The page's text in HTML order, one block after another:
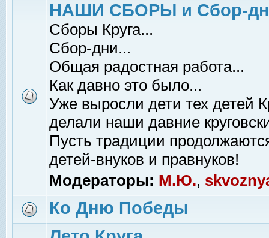
НАШИ СБОРЫ и Сбор-
Сборы Круга...
Сбор-дни...
Общая радостная работа...
Как давно это было...
Уже выросли дети тех детей
делали наши давние
Пусть традиции
детей-внуков и правнуков!
Модераторы: М.Ю.,
Ко Дню Победы